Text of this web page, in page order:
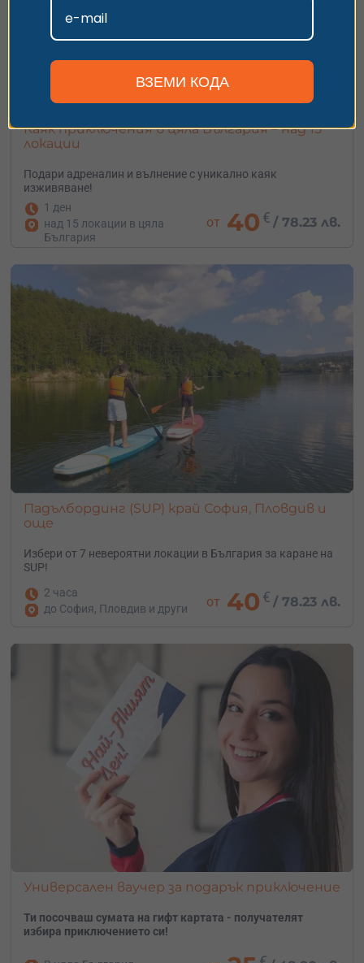
Каяк приключения в цяла България – над 15
локации
Подари адреналин и вълнение с уникално каяк
изживяване!
1 ден
над 15 локации в цяла
България
от 40 € / 78.23 лв.
Падълбординг (SUP) край София, Пловдив и
още
Избери от 7 невероятни локации в България за каране на
SUP!
2 часа
до София, Пловдив и други
от 40 € /78.23 лв.
Универсален ваучер за подарък приключение
Ти посочваш сумата на гифт картата - получателят
избира приключението си!
ВЗЕМИ КОДА